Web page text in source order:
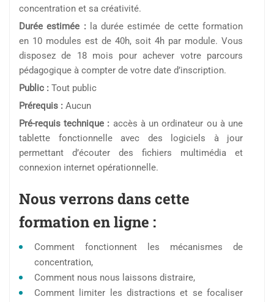
concentration et sa créativité.
Durée estimée :la durée estimée de cette formation
en 10 modules est de 40h, soit 4h par module. Vous
disposez de 18 mois pour achever votre parcours
pédagogique à compter de votre date d’inscription.
Public : Tout public
Prérequis : Aucun
Pré-requis technique : accès à un ordinateur ou à une
tablette fonctionnelle avec des logiciels à jour
permettant d’écouter des fichiers multimédia et
connexion internet opérationnelle.
Nous verrons dans cette
formation en ligne :
Comment fonctionnent les mécanismes de
concentration,
Comment nous nous laissons distraire,
Comment limiter les distractions et se focaliser